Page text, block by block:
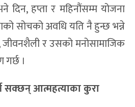
दिन, हप्ता र महिनौंसम्म योजना
सोचको अवधि यति नै हुन्छ भन्ने
जीवनशैली र उसको मनोसामाजिक
।
सक्छन् आत्महत्याका कुरा